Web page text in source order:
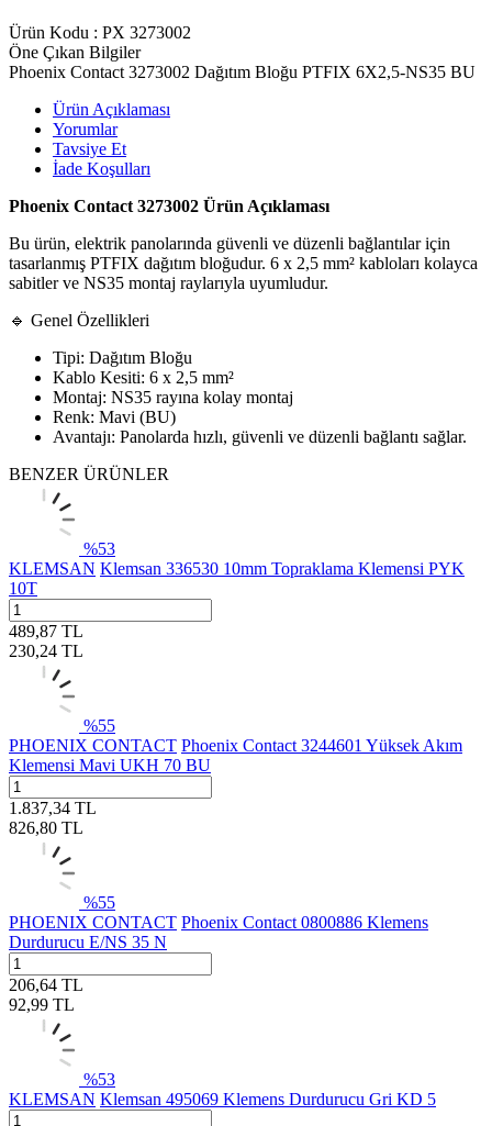
Ürün Kodu : PX 3273002
Öne Çıkan Bilgiler
Phoenix Contact 3273002 Dağıtım Bloğu PTFIX 6X2,5-NS35 BU
Ürün Açıklaması
Yorumlar
Tavsiye Et
İade Koşulları
Phoenix Contact 3273002 Ürün Açıklaması
Bu ürün, elektrik panolarında güvenli ve düzenli bağlantılar için
tasarlanmış PTFIX dağıtım bloğudur. 6 x 2,5 mm² kabloları kolayca
sabitler ve NS35 montaj raylarıyla uyumludur.
🔹 Genel Özellikleri
Tipi: Dağıtım Bloğu
Kablo Kesiti: 6 x 2,5 mm²
Montaj: NS35 rayına kolay montaj
Renk: Mavi (BU)
Avantajı: Panolarda hızlı, güvenli ve düzenli bağlantı sağlar.
BENZER ÜRÜNLER
%53
KLEMSAN Klemsan 336530 10mm Topraklama Klemensi PYK
10T
489,87 TL
230,24 TL
%55
PHOENIX CONTACT Phoenix Contact 3244601 Yüksek Akım
Klemensi Mavi UKH 70 BU
1.837,34 TL
826,80 TL
%55
PHOENIX CONTACT Phoenix Contact 0800886 Klemens
Durdurucu E/NS 35 N
206,64 TL
92,99 TL
%53
KLEMSAN Klemsan 495069 Klemens Durdurucu Gri KD 5